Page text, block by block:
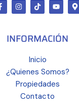
INFORMACIÓN
Inicio
¿Quienes Somos?
Propiedades
Contacto